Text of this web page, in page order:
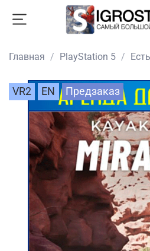
Главная PlayStation 5
VR2 EN Предзаказ